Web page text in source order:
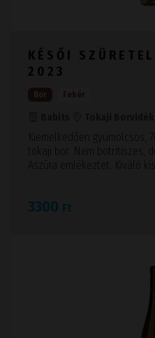
KÉSŐI
2023
Kiemelkedően
tokaji bor. Nem botritiszes,
Aszúra emlékeztet. Kiváló
3300 Ft